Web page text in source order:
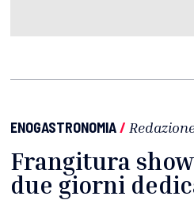
ENOGASTRONOMIA/
Frangitura
due giorni